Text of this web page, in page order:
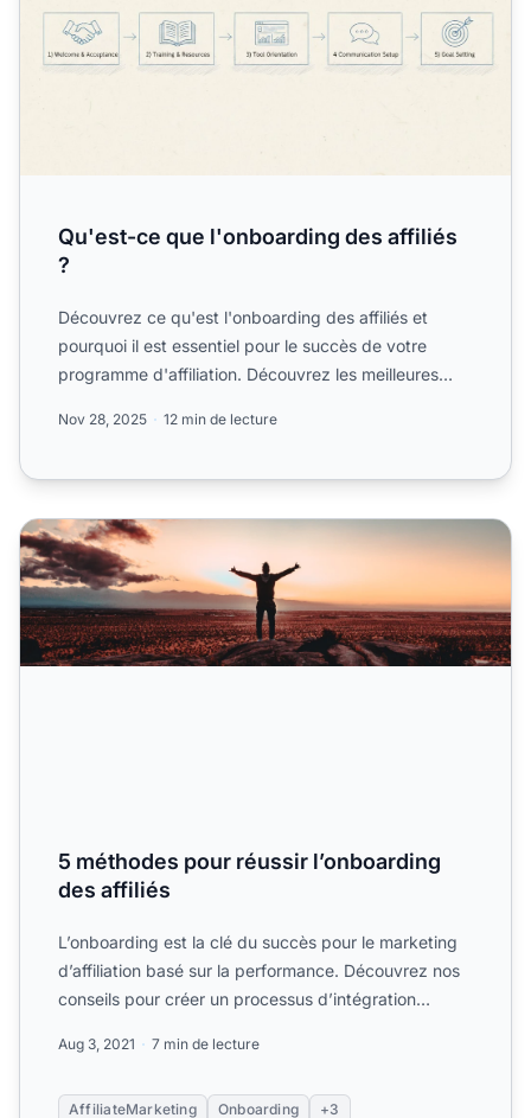
Qu'est-ce que l'onboarding des affiliés
?
Découvrez ce qu'est l'onboarding des affiliés et
pourquoi il est essentiel pour le succès de votre
programme d'affiliation. Découvrez les meilleures
Nov 28, 2025 12 min de lecture
5 méthodes pour réussir l’onboarding des affiliés
5 méthodes pour réussir l’onboarding
des affiliés
L’onboarding est la clé du succès pour le marketing
d’affiliation basé sur la performance. Découvrez nos
conseils pour créer un processus d’intégration
Aug 3, 2021 7 min de lecture
AffiliateMarketing Onboarding +3